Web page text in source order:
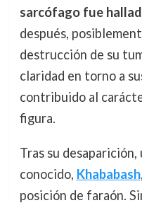
sarcófago fue
después,
destrucción de su
claridad en torno a
contribuido al
figura.
Tras su
conocido, Khababash
posición de faraón.